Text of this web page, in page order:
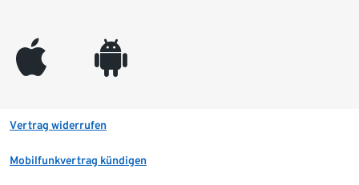
appleinc android
Vertrag widerrufen
Mobilfunkvertrag kündigen